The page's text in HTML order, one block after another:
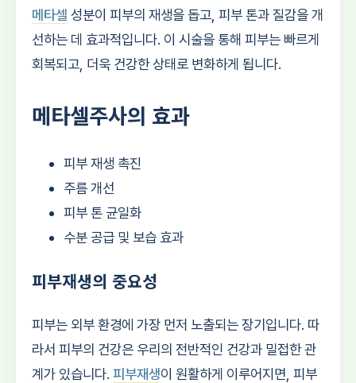
메타셀 성분이 피부의 재생을 돕고, 피부 톤과 질감을 개
선하는 데 효과적입니다. 이 시술을 통해 피부는 빠르게
회복되고, 더욱 건강한 상태로 변화하게 됩니다.
메타셀주사의 효과
피부 재생 촉진
주름 개선
피부 톤 균일화
수분 공급 및 보습 효과
피부재생의 중요성
피부는 외부 환경에 가장 먼저 노출되는 장기입니다. 따
라서 피부의 건강은 우리의 전반적인 건강과 밀접한 관
계가 있습니다. 피부재생이 원활하게 이루어지면, 피부